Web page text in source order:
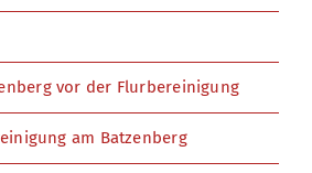
vor der Flurbereinigung
am Batzenberg